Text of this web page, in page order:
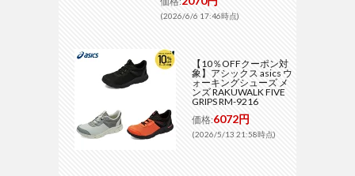
(2026/6/6 17:46時点)
【10％OFFクーポン対
象】アシックス asics ウ
ォーキングシューズ メ
ンズ RAKUWALK FIVE
GRIPS RM-9216
価格:6072円
(2026/5/13 21:58時点)